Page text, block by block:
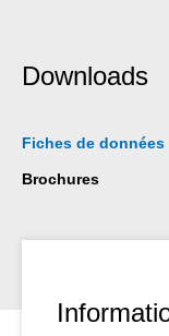
Flex-bond s'utilise
Downloads
Fiches de données
Brochures